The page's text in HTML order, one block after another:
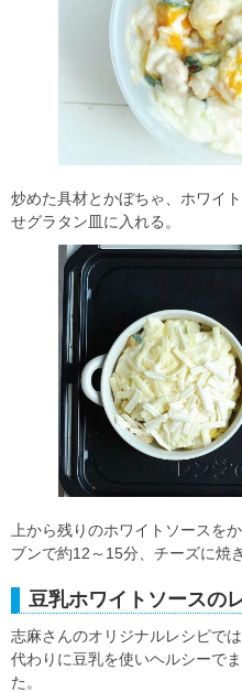
炒めた具材とかぼちゃ、ホワイ
せグラタン皿に入れる。
上から残りのホワイトソースを
ブンで約12～15分、チーズに焼
豆乳ホワイトソースの
志麻さんのオリジナルレシピで
代わりに豆乳を使いヘルシーで
た。